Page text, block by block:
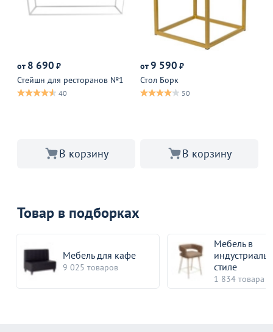
от 8 690 ₽
Стейшн для ресторанов №1
40
В корзину
от9 590 ₽
Стол Борк
50
В корзину
Товар в подборках
Мебель для кафе
9 025 товаров
Мебель в
стиле
1 834 товара